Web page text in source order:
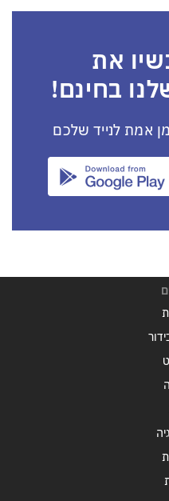
את
בחינם!
אמת לנייד שלכם